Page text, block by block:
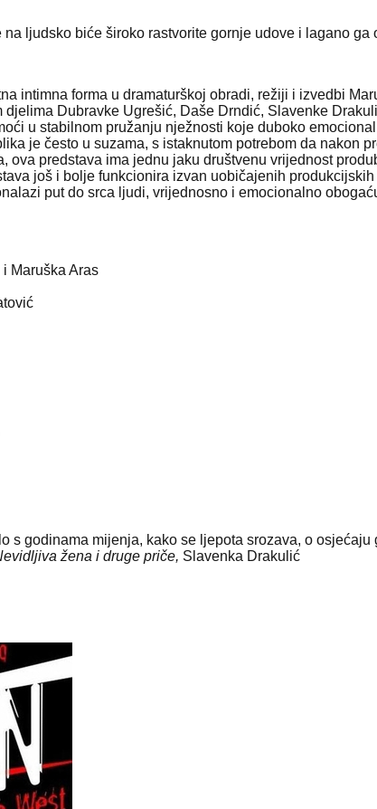
ljudsko biće široko rastvorite gornje udove i lagano
intimna forma u dramaturškoj obradi, režiji i izvedbi
Dubravke Ugrešić, Daše Drndić, Slavenke
u stabilnom pružanju nježnosti koje duboko
je često u suzama, s istaknutom potrebom da nakon
ova predstava ima jednu jaku društvenu vrijednost
još i bolje funkcionira izvan uobičajenih
put do srca ljudi, vrijednosno i emocionalno
Maruška Aras
s godinama mijenja, kako se ljepota srozava, o
žena i druge priče, Slavenka Drakulić